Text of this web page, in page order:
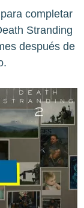
completar
Stranding
después de